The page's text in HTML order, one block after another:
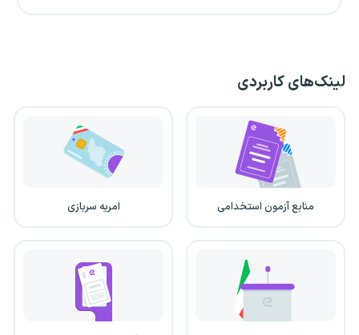
لینک‌های کاربردی
منابع آزمون استخدامی امریه سربازی